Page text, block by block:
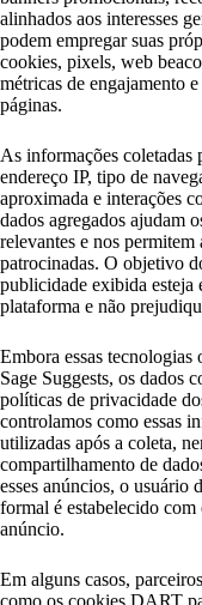
alinhados aos interesses
podem empregar suas
cookies, pixels, web
métricas de engajamento
páginas.
As informações coletadas
endereço IP, tipo de
aproximada e interações
dados agregados ajudam
relevantes e nos
patrocinadas. O objetivo
publicidade exibida esteja
plataforma e não
Embora essas tecnologias
Sage Suggests, os dados
políticas de privacidade
controlamos como essas
utilizadas após a coleta,
compartilhamento de
esses anúncios, o usuário
formal é estabelecido
anúncio.
Em alguns casos,